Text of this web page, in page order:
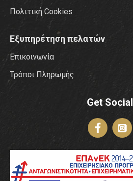
Πολιτική Cookies
Εξυπηρέτηση πελατών
Επικοινωνία
Τρόποι Πληρωμής
Get Social